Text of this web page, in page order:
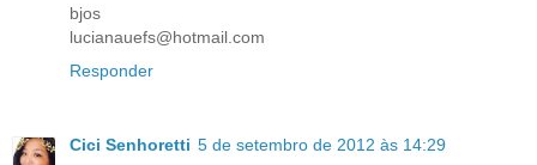
bjos
lucianauefs@hotmail.com
Responder
Cici Senhoretti 5 de setembro de 2012 às 14:29